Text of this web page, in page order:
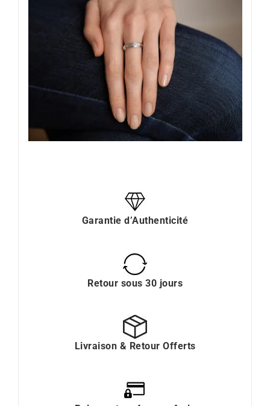
Garantie d’Authenticité
Retour sous 30 jours
Livraison & Retour Offerts